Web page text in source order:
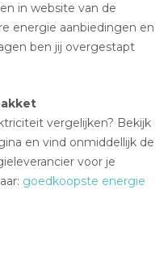
in website van de
energie aanbiedingen en
ben jij overgestapt
vergelijken? Bekijk
en vind onmiddellijk de
voor je
goedkoopste energie